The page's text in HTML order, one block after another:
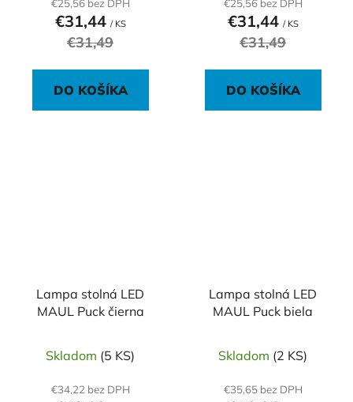
€25,56 bez DPH
€31,44 / KS
€31,49
DO KOŠÍKA
€25,56 bez DPH
€31,44 / KS
€31,49
DO KOŠÍKA
Lampa stolná LED
MAUL Puck čierna
Skladom (5 KS)
€34,22 bez DPH
Lampa stolná LED
MAUL Puck biela
Skladom (2 KS)
€35,65 bez DPH